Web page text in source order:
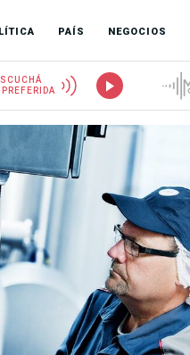
PAÍS NEGOCIOS
PREFERIDA